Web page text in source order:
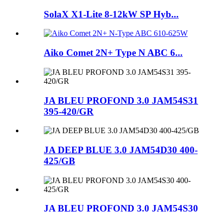
SolaX X1-Lite 8-12kW SP Hyb...
Aiko Comet 2N+ Type N ABC 6...
JA BLEU PROFOND 3.0 JAM54S31
395-420/GR
JA DEEP BLUE 3.0 JAM54D30 400-
425/GB
JA BLEU PROFOND 3.0 JAM54S30